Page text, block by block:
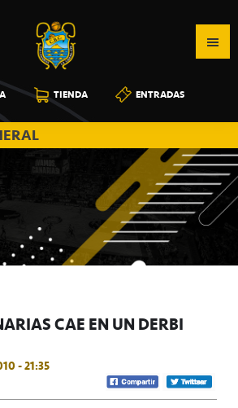
TIENDA ENTRADAS
CAE EN UN DERBI
- 21:35